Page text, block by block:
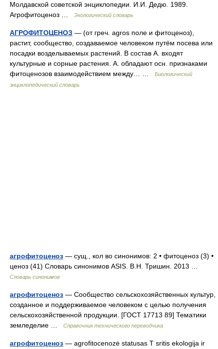
Молдавской советской энциклопедии. И.И. Дедю. 1989.
Агрофитоценоз …
Экологический словарь
АГРОФИТОЦЕНОЗ — (от греч. agros поле и фитоценоз),
растит, сообщество, создаваемое человеком путём посева или
посадки возделываемых растений. В состав А. входят
культурные и сорные растения. А. обладают осн. признаками
фитоценозов взаимодействием между… …
Биологический
энциклопедический словарь
агрофитоценоз — сущ., кол во синонимов: 2 • фитоценоз (3) •
ценоз (41) Словарь синонимов ASIS. В.Н. Тришин. 2013 …
Словарь синонимов
агрофитоценоз — Сообщество сельскохозяйственных культур,
созданное и поддерживаемое человеком с целью получения
сельскохозяйственной продукции. [ГОСТ 17713 89] Тематики
земледелие …
Справочник технического переводчика
агрофитоценоз — agrofitocenozė statusas T sritis ekologija ir